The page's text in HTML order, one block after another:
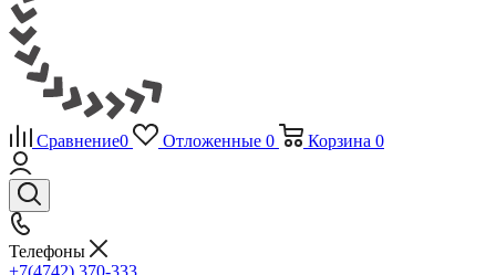
Сравнение0 Отложенные 0 Корзина 0
Телефоны